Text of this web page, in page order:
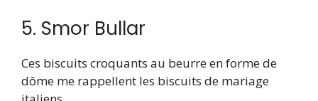
5. Smor Bullar
Ces biscuits croquants au beurre en forme de
dôme me rappellent les biscuits de mariage